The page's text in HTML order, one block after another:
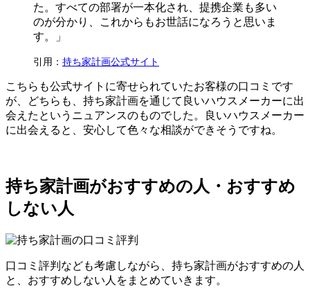
た。すべての部署が一本化され、提携企業も多い
のが分かり、これからもお世話になろうと思いま
す。」
引用： 持ち家計画公式サイト
こちらも公式サイトに寄せられていたお客様の口コミです
が、どちらも、持ち家計画を通じて良いハウスメーカーに出
会えたというニュアンスのものでした。良いハウスメーカー
に出会えると、安心して色々な相談ができそうですね。
持ち家計画がおすすめの人・おすすめ
しない人
口コミ評判なども考慮しながら、持ち家計画がおすすめの人
と、おすすめしない人をまとめていきます。